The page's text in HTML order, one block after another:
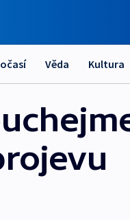
Věda Kultura